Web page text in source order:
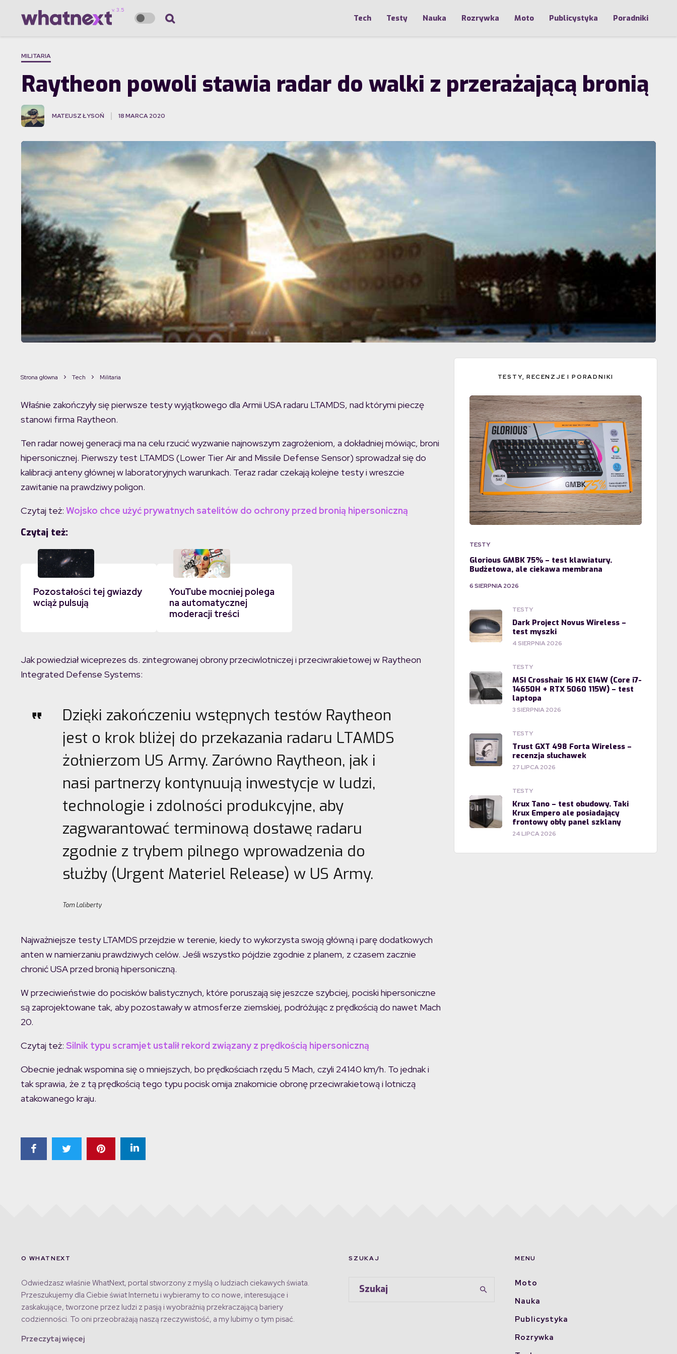
Tech Testy Nauka Rozrywka Moto Publicystyka Poradniki
MILITARIA
Raytheon powoli stawia radar do walki z przerażającą bronią
MATEUSZ ŁYSOŃ 18 MARCA 2020
Strona główna Tech Militaria
Właśnie zakończyły się pierwsze testy wyjątkowego dla Armii USA radaru LTAMDS, nad którymi pieczę
stanowi firma Raytheon.
Ten radar nowej generacji ma na celu rzucić wyzwanie najnowszym zagrożeniom, a dokładniej mówiąc, broni
hipersonicznej. Pierwszy test LTAMDS (Lower Tier Air and Missile Defense Sensor) sprowadzał się do
kalibracji anteny głównej w laboratoryjnych warunkach. Teraz radar czekają kolejne testy i wreszcie
zawitanie na prawdziwy poligon.
Czytaj też: Wojsko chce użyć prywatnych satelitów do ochrony przed bronią hipersoniczną
Czytaj też:
Pozostałości tej gwiazdy
wciąż pulsują
YouTube mocniej polega
na automatycznej
moderacji treści
Jak powiedział wiceprezes ds. zintegrowanej obrony przeciwlotniczej i przeciwrakietowej w Raytheon
Integrated Defense Systems:
Dzięki zakończeniu wstępnych testów Raytheon
jest o krok bliżej do przekazania radaru LTAMDS
żołnierzom US Army. Zarówno Raytheon, jak i
nasi partnerzy kontynuują inwestycje w ludzi,
technologie i zdolności produkcyjne, aby
zagwarantować terminową dostawę radaru
zgodnie z trybem pilnego wprowadzenia do
służby (Urgent Materiel Release) w US Army.
Tom Laliberty
Najważniejsze testy LTAMDS przejdzie w terenie, kiedy to wykorzysta swoją główną i parę dodatkowych
anten w namierzaniu prawdziwych celów. Jeśli wszystko pójdzie zgodnie z planem, z czasem zacznie
chronić USA przed bronią hipersoniczną.
W przeciwieństwie do pocisków balistycznych, które poruszają się jeszcze szybciej, pociski hipersoniczne
są zaprojektowane tak, aby pozostawały w atmosferze ziemskiej, podróżując z prędkością do nawet Mach
20.
Czytaj też: Silnik typu scramjet ustalił rekord związany z prędkością hipersoniczną
Obecnie jednak wspomina się o mniejszych, bo prędkościach rzędu 5 Mach, czyli 24140 km/h. To jednak i
tak sprawia, że z tą prędkością tego typu pocisk omija znakomicie obronę przeciwrakietową i lotniczą
atakowanego kraju.
TESTY, RECENZJE I PORADNIKI
TESTY
Glorious GMBK 75% – test klawiatury.
Budżetowa, ale ciekawa membrana
6 SIERPNIA 2026
TESTY
Dark Project Novus Wireless –
test myszki
4 SIERPNIA 2026
TESTY
MSI Crosshair 16 HX E14W (Core i7-
14650H + RTX 5060 115W) – test
laptopa
3 SIERPNIA 2026
TESTY
Trust GXT 498 Forta Wireless –
recenzja słuchawek
27 LIPCA 2026
TESTY
Krux Tano – test obudowy. Taki
Krux Empero ale posiadający
frontowy obły panel szklany
24 LIPCA 2026
O WHATNEXT
Odwiedzasz właśnie WhatNext, portal stworzony z myślą o ludziach ciekawych świata.
Przeszukujemy dla Ciebie świat Internetu i wybieramy to co nowe, interesujące i
zaskakujące, tworzone przez ludzi z pasją i wyobraźnią przekraczającą bariery
codzienności. To oni przeobrażają naszą rzeczywistość, a my lubimy o tym pisać.
Przeczytaj więcej
SZUKAJ MENU
Moto
Nauka
Publicystyka
Rozrywka